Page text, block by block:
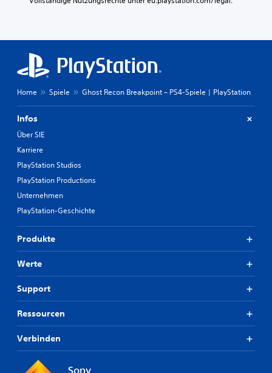
Home Spiele Ghost Recon Breakpoint – PS4-Spiele | PlayStation
Infos
Über SIE
Karriere
PlayStation Studios
PlayStation Productions
Unternehmen
PlayStation-Geschichte
Produkte
Werte
Support
Ressourcen
Verbinden